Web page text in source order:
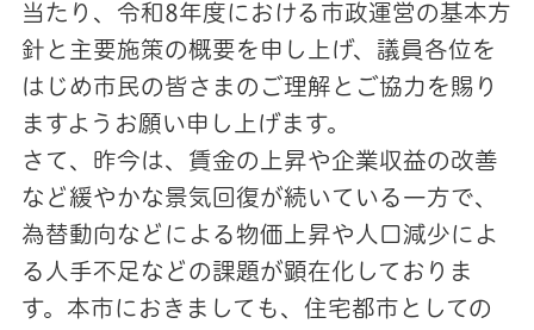
当たり、令和8年度における市政運営の基本方
針と主要施策の概要を申し上げ、議員各位を
はじめ市民の皆さまのご理解とご協力を賜り
ますようお願い申し上げます。
さて、昨今は、賃金の上昇や企業収益の改善
など緩やかな景気回復が続いている一方で、
為替動向などによる物価上昇や人口減少によ
る人手不足などの課題が顕在化しておりま
す。本市におきましても、住宅都市としての